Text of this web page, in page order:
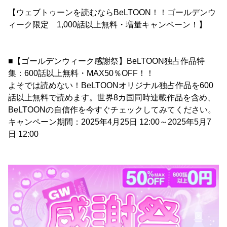
【ウェブトゥーンを読むならBeLTOON！！ゴールデンウ
ィーク限定 1,000話以上無料・増量キャンペーン！】
■【ゴールデンウィーク感謝祭】BeLTOON独占作品特
集：600話以上無料・MAX50％OFF！！
よそでは読めない！BeLTOONオリジナル独占作品を600
話以上無料で読めます。世界8カ国同時連載作品を含め、
BeLTOONの自信作を今すぐチェックしてみてください。
キャンペーン期間：2025年4月25日 12:00～2025年5月7
日 12:00